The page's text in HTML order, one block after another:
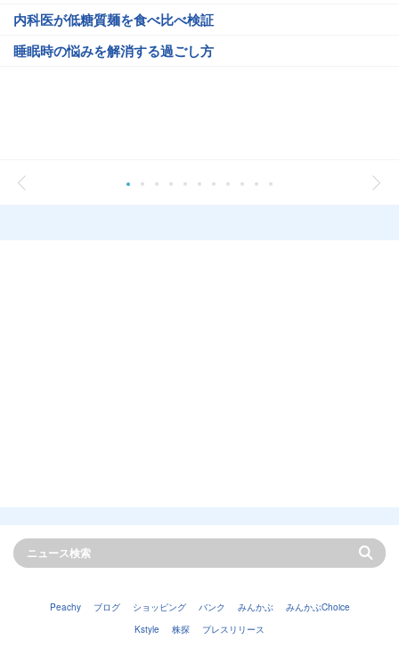
内科医が低糖質麺を食べ比べ検証
睡眠時の悩みを解消する過ごし方
Peachy ブログ ショッピング バンク みんかぶ
みんかぶChoice
Kstyle
株探 プレスリリース